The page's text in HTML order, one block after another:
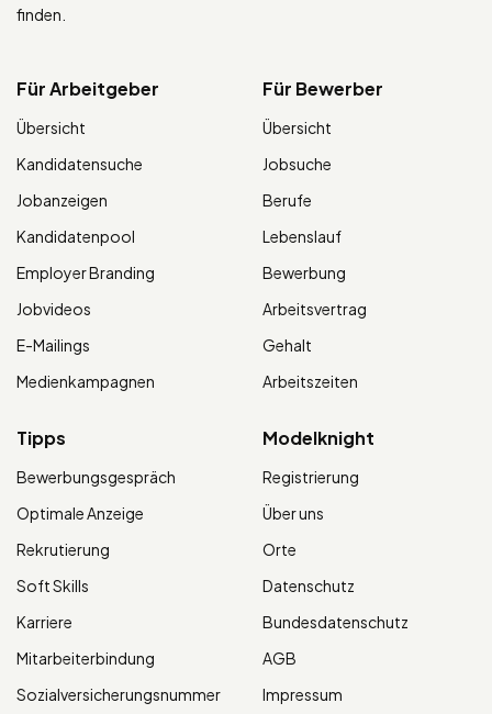
finden.
Für Arbeitgeber
Übersicht
Kandidatensuche
Jobanzeigen
Kandidatenpool
Employer Branding
Jobvideos
E-Mailings
Medienkampagnen
Für Bewerber
Übersicht
Jobsuche
Berufe
Lebenslauf
Bewerbung
Arbeitsvertrag
Gehalt
Arbeitszeiten
Tipps
Bewerbungsgespräch
Optimale Anzeige
Rekrutierung
Soft Skills
Karriere
Mitarbeiterbindung
Sozialversicherungsnummer
Modelknight
Registrierung
Über uns
Orte
Datenschutz
Bundesdatenschutz
AGB
Impressum